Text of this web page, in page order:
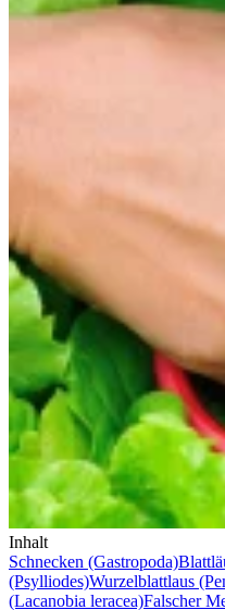
Inhalt
Schnecken (Gastropoda)
(Psylliodes)Wurzelblattlaus
(Lacanobia leracea)Falscher